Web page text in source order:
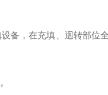
备，在充填、迴转部位